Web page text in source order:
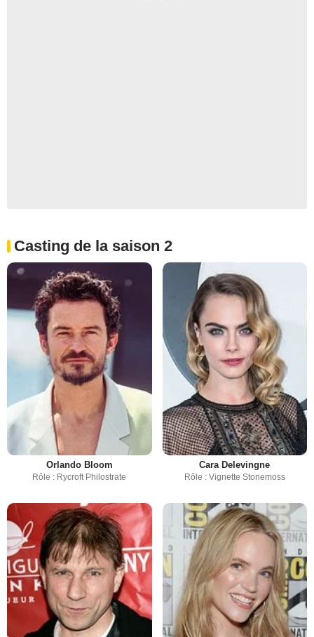
Casting de la saison 2
Orlando Bloom
Rôle : Rycroft Philostrate
Cara Delevingne
Rôle : Vignette Stonemoss